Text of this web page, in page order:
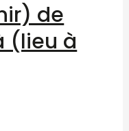
de
(lieu à